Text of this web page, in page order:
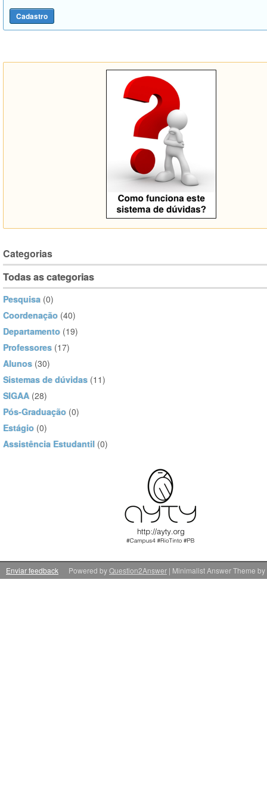
Categorias
Todas as categorias
Pesquisa (0)
Coordenação (40)
Departamento (19)
Professores (17)
Alunos (30)
Sistemas de dúvidas (11)
SIGAA (28)
Pós-Graduação (0)
Estágio (0)
Assistência Estudantil (0)
Enviar feedback | Minimalist Answer Theme by
Powered byQuestion2Answer